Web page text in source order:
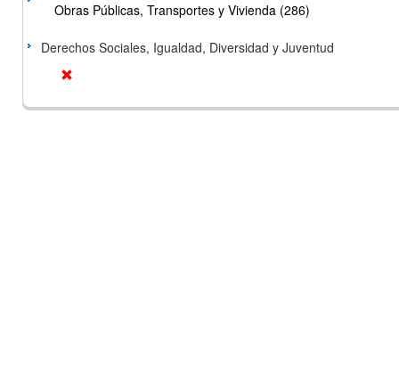
Obras Públicas, Transportes y Vivienda (286)
Derechos Sociales, Igualdad, Diversidad y Juventud